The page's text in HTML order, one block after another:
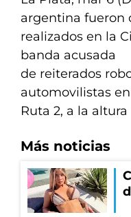
argentina fueron
realizados en la
banda acusada
de reiterados
automovilistas
Ruta 2, a la
Más noticias